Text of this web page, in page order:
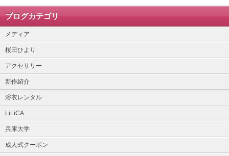
ブログカテゴリ
メディア
桜田ひより
アクセサリー
新作紹介
浴衣レンタル
LiLiCA
兵庫大学
成人式クーポン